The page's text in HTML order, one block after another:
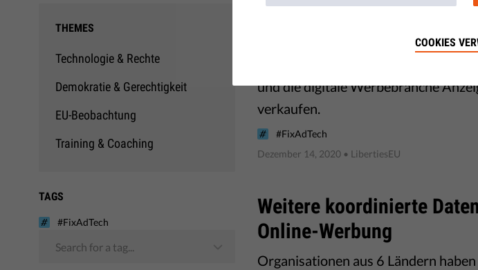
THEMES
Technologie & Rechte
Demokratie & Gerechtigkeit
EU-Beobachtung
Training & Coaching
TAGS
#FixAdTech
Search for a tag...
#FixAdTech-Kampagne
Medienberichte zu den neuen
Ländern eingereicht wurden,
und die digitale Werbebranche
verkaufen.
#FixAdTech
Dezember 14, 2020• LibertiesEU
Weitere koordinierte
Online-Werbung
Organisationen aus 6 Ländern
COOKIES